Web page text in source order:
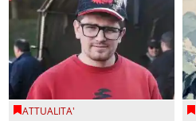
ATTUALITA'